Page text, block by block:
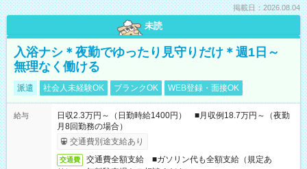
掲載日：2026.08.04
未読
入浴ナシ＊夜勤でゆったり見守りだけ＊週1日～
無理なく働ける
派遣 社会人未経験OK ブランクOK WEB登録・面接OK
給与
日収2.3万円～（日勤時給1400円） ■月収例18.7万円～（夜勤
月8回勤務の場合）
交通費別途支給あり
交通費
交通費全額支給 ■ガソリン代も全額支給（規定あ